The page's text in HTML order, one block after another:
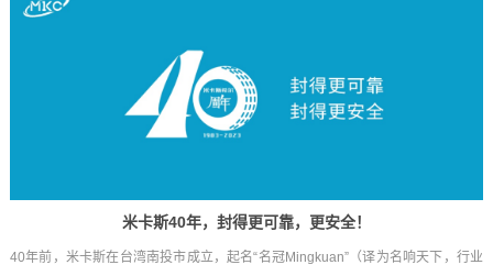
米卡斯40年，封得更可靠，更安全！
40年前，米卡斯在台湾南投市成立，起名“名冠Mingkuan”（译为名响天下，行业